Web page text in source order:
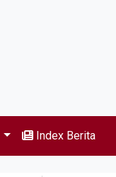
Index Berita